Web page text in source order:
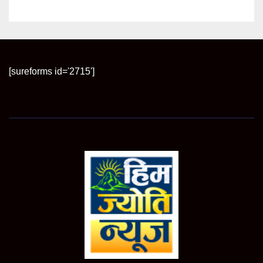
[sureforms id='2715']